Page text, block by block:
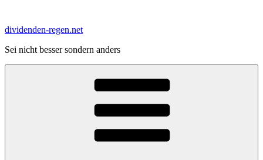
springen
dividenden-regen.net
Sei nicht besser sondern anders